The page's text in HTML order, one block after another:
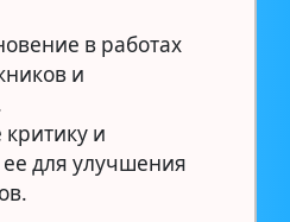
в работах
и
и
ее для улучшения